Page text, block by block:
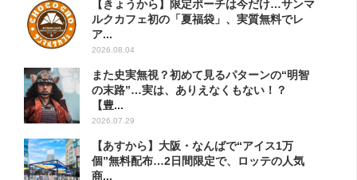
【きょうから】限定ポーチは今だけ…サンマ
ルクカフェ初の「夏福袋」、実質無料でレ
ア...
2026.08.04
また史実無視？初めて見るパターンの“明智
の末路”…実は、ありえなくもない！？
【豊...
2026.07.29
【あすから】大阪・なんばで“アイス1万
個”無料配布…2日間限定で、ロッテの人気
商...